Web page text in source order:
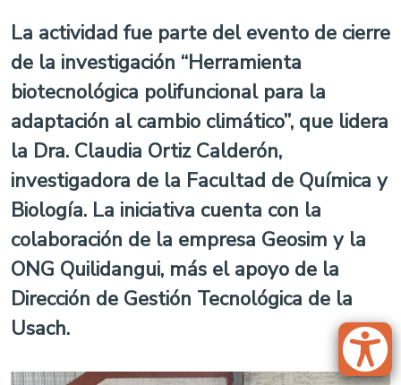
La actividad fue parte del evento de cierre
de la investigación “Herramienta
biotecnológica polifuncional para la
adaptación al cambio climático”, que lidera
la Dra. Claudia Ortiz Calderón,
investigadora de la Facultad de Química y
Biología. La iniciativa cuenta con la
colaboración de la empresa Geosim y la
ONG Quilidangui, más el apoyo de la
Dirección de Gestión Tecnológica de la
Usach.